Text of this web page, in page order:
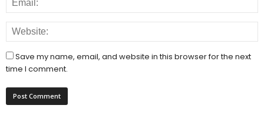
Save my name, email, and website in this browser for the next
time I comment.